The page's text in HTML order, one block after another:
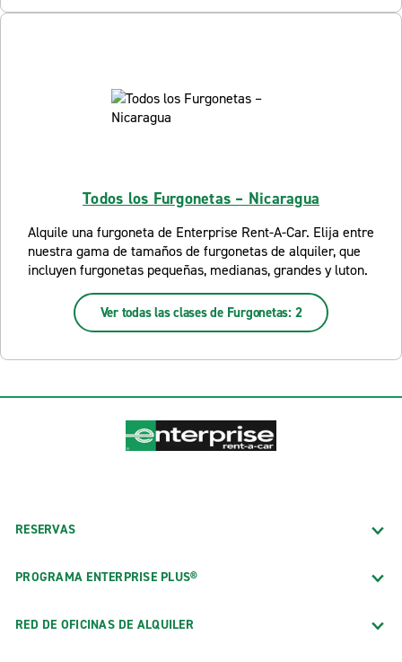
Todos los Furgonetas – Nicaragua
Alquile una furgoneta de Enterprise Rent-A-Car. Elija entre
nuestra gama de tamaños de furgonetas de alquiler, que
incluyen furgonetas pequeñas, medianas, grandes y luton.
Ver todas las clases de Furgonetas: 2
RESERVAS
PROGRAMA ENTERPRISE PLUS®
RED DE OFICINAS DE ALQUILER